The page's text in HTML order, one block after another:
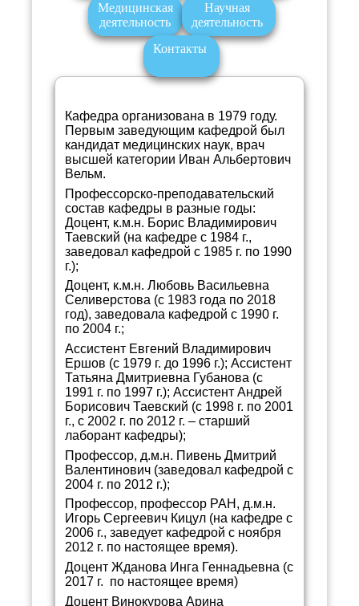
Медицинская
деятельность
Научная
деятельность
Контакты
Кафедра организована в 1979 году.
Первым заведующим кафедрой был
кандидат медицинских наук, врач
высшей категории Иван Альбертович
Вельм.
Профессорско-преподавательский
состав кафедры в разные годы:
Доцент, к.м.н. Борис Владимирович
Таевский (на кафедре с 1984 г.,
заведовал кафедрой с 1985 г. по 1990
г.);
Доцент, к.м.н. Любовь Васильевна
Селиверстова (с 1983 года по 2018
год), заведовала кафедрой с 1990 г.
по 2004 г.;
Ассистент Евгений Владимирович
Ершов (с 1979 г. до 1996 г.); Ассистент
Татьяна Дмитриевна Губанова (с
1991 г. по 1997 г.); Ассистент Андрей
Борисович Таевский (с 1998 г. по 2001
г., с 2002 г. по 2012 г. – старший
лаборант кафедры);
Профессор, д.м.н. Пивень Дмитрий
Валентинович (заведовал кафедрой с
2004 г. по 2012 г.);
Профессор, профессор РАН, д.м.н.
Игорь Сергеевич Кицул (на кафедре с
2006 г., заведует кафедрой с ноября
2012 г. по настоящее время).
Доцент Жданова Инга Геннадьевна (с
2017 г. по настоящее время)
Доцент Винокурова Арина